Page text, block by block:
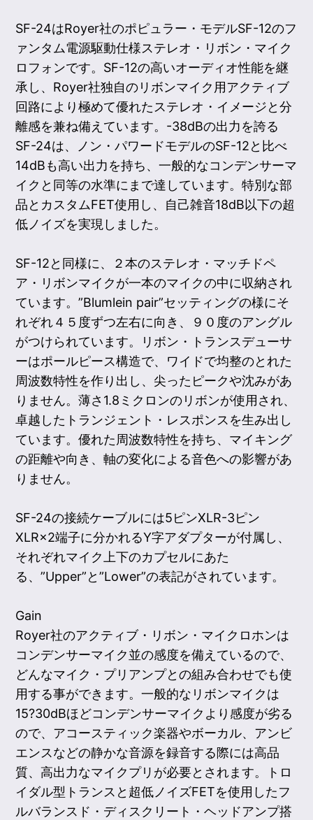
SF-24はRoyer社のポピュラー・モデルSF-12のフ
ァンタム電源駆動仕様ステレオ・リボン・マイク
ロフォンです。SF-12の高いオーディオ性能を継
承し、Royer社独自のリボンマイク用アクティブ
回路により極めて優れたステレオ・イメージと分
離感を兼ね備えています。-38dBの出力を誇る
SF-24は、ノン・パワードモデルのSF-12と比べ
14dBも高い出力を持ち、一般的なコンデンサーマ
イクと同等の水準にまで達しています。特別な部
品とカスタムFET使用し、自己雑音18dB以下の超
低ノイズを実現しました。
SF-12と同様に、２本のステレオ・マッチドペ
ア・リボンマイクが一本のマイクの中に収納され
ています。”Blumlein pair”セッティングの様にそ
れぞれ４５度ずつ左右に向き、９０度のアングル
がつけられています。リボン・トランスデューサ
ーはポールピース構造で、ワイドで均整のとれた
周波数特性を作り出し、尖ったピークや沈みがあ
りません。薄さ1.8ミクロンのリボンが使用され、
卓越したトランジェント・レスポンスを生み出し
ています。優れた周波数特性を持ち、マイキング
の距離や向き、軸の変化による音色への影響があ
りません。
SF-24の接続ケーブルには5ピンXLR-3ピン
XLR×2端子に分かれるY字アダプターが付属し、
それぞれマイク上下のカプセルにあた
る、”Upper”と”Lower”の表記がされています。
Gain
Royer社のアクティブ・リボン・マイクロホンは
コンデンサーマイク並の感度を備えているので、
どんなマイク・プリアンプとの組み合わせでも使
用する事ができます。一般的なリボンマイクは
15?30dBほどコンデンサーマイクより感度が劣る
ので、アコースティック楽器やボーカル、アンビ
エンスなどの静かな音源を録音する際には高品
質、高出力なマイクプリが必要とされます。トロ
イダル型トランスと超低ノイズFETを使用したフ
ルバランスド・ディスクリート・ヘッドアンプ搭